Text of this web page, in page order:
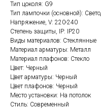
Тип цоколя: G9
Тип лампочки (основной):
Напряжение, V: 220-240
Степень защиты, IP: IP20
Виды материалов: Стеклянные
Материал арматуры: Металл
Материал плафонов: Стекло
Цвет: Черный
Цвет арматуры: Черный
Цвет плафонов: Черный
Место установки: На потолок
Стиль: Современный